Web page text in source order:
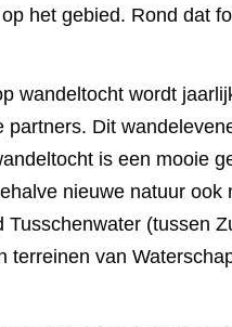
het gebied. Rond dat
wandeltocht wordt
partners. Dit
is een mooie
nieuwe natuur
Tusschenwater (tussen
terreinen van